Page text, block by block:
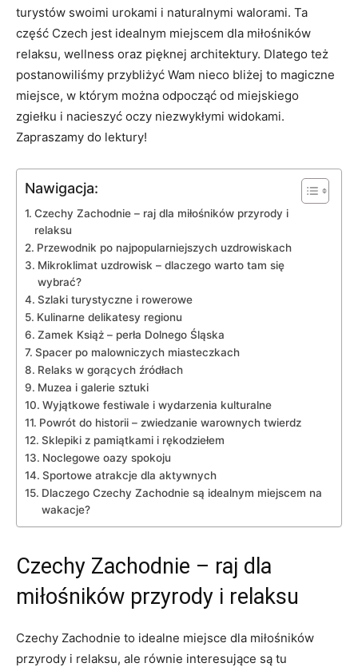
turystów swoimi⁢ urokami i naturalnymi walorami. Ta
część Czech jest idealnym‌ miejscem dla miłośników
relaksu, wellness oraz pięknej⁤ architektury. Dlatego też‍
postanowiliśmy przybliżyć ‍Wam nieco bliżej to magiczne
miejsce, w którym można odpocząć od miejskiego
zgiełku i ⁣nacieszyć oczy⁢ niezwykłymi widokami.
Zapraszamy⁣ do lektury!
Nawigacja:
Czechy Zachodnie – raj ⁤dla miłośników przyrody i
relaksu
Przewodnik po najpopularniejszych uzdrowiskach
Mikroklimat uzdrowisk​ – dlaczego warto tam ⁢się
wybrać?
Szlaki⁤ turystyczne i rowerowe
Kulinarne delikatesy regionu
Zamek Książ – ⁤perła ​Dolnego Śląska
Spacer⁤ po malowniczych miasteczkach
Relaks w gorących źródłach
Muzea⁣ i galerie sztuki
Wyjątkowe festiwale i wydarzenia kulturalne
Powrót do historii – ⁢zwiedzanie warownych ‍twierdz
Sklepiki z ⁤pamiątkami i rękodziełem
Noclegowe oazy spokoju
Sportowe atrakcje ‌dla aktywnych
Dlaczego ‌Czechy Zachodnie są idealnym miejscem na
⁣wakacje?
Czechy Zachodnie – raj ⁤dla
miłośników przyrody i relaksu
Czechy Zachodnie to idealne miejsce dla miłośników
przyrody i relaksu, ale równie interesujące ⁢są tu